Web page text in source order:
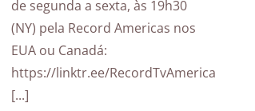
de segunda a sexta, às 19h30
(NY) pela Record Americas nos
EUA ou Canadá:
https://linktr.ee/RecordTvAmericas
[...]